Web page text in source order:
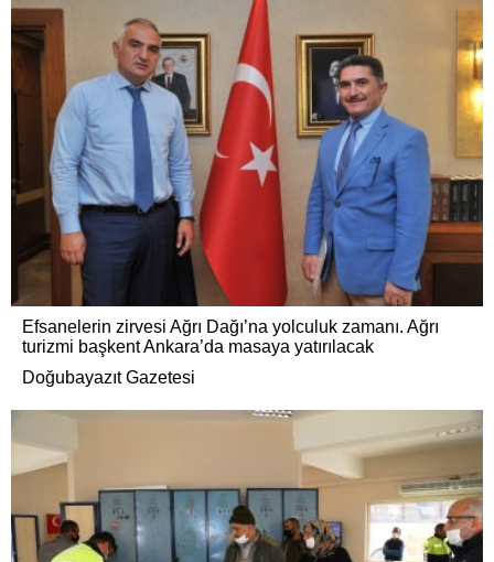
Efsanelerin zirvesi Ağrı Dağı’na yolculuk zamanı. Ağrı
turizmi başkent Ankara’da masaya yatırılacak
Doğubayazıt Gazetesi